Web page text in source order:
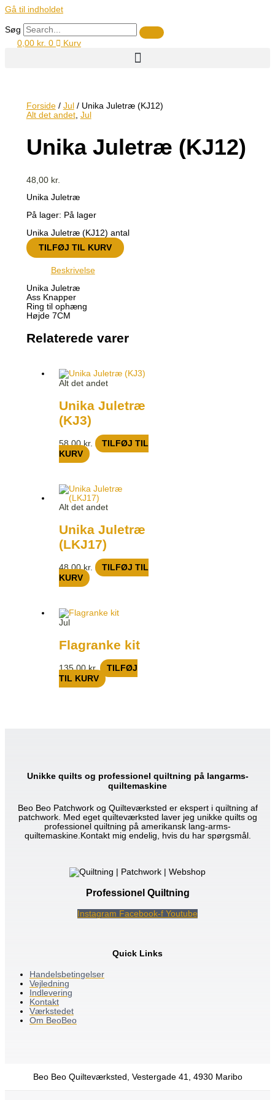
Gå til indholdet
Søg
0,00 kr. 0 Kurv
Forside/ Jul / Unika Juletræ (KJ12)
Alt det andet, Jul
Unika Juletræ (KJ12)
48,00 kr.
Unika Juletræ
På lager: På lager
Unika Juletræ (KJ12) antal
TILFØJ TIL KURV
Beskrivelse
Unika Juletræ
Ass Knapper
Ring til ophæng
Højde 7CM
Relaterede varer
Alt det andet
Unika Juletræ
(KJ3)
58,00kr.
TILFØJ TIL
KURV
Alt det andet
Unika Juletræ
(LKJ17)
48,00kr.
TILFØJ TIL
KURV
Jul
Flagranke kit
135,00kr.
TILFØJ
TIL KURV
Unikke quilts og professionel quiltning på langarms-
quiltemaskine
Beo Beo Patchwork og Quilteværksted er ekspert i quiltning af
patchwork. Med eget quilteværksted laver jeg unikke quilts og
professionel quiltning på amerikansk lang-arms-
quiltemaskine.Kontakt mig endelig, hvis du har spørgsmål.
Professionel Quiltning
Instagram Facebook-f Youtube
Quick Links
Handelsbetingelser
Vejledning
Indlevering
Kontakt
Værkstedet
Om BeoBeo
Beo Beo Quilteværksted, Vestergade 41, 4930 Maribo